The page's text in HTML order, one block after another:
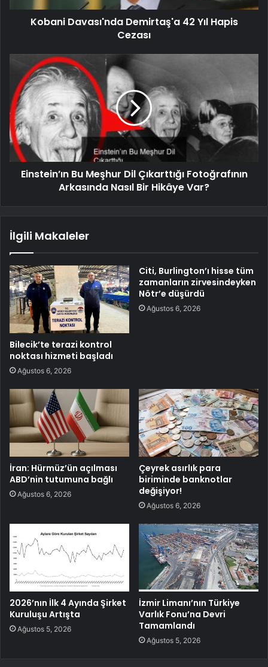
Kobani Davası'nda Demirtaş'a 42 Yıl Hapis
Cezası
Einstein’ın Bu Meşhur Dil Çıkarttığı Fotoğrafının
Arkasında Nasıl Bir Hikâye Var?
İlgili Makaleler
Bilecik’te terazi kontrol
noktası hizmeti başladı
Ağustos 6, 2026
Citi, Burlington’ı hisse tüm
zamanların zirvesindeyken
Nötr’e düşürdü
Ağustos 6, 2026
İran: Hürmüz’ün açılması
ABD’nin tutumuna bağlı
Ağustos 6, 2026
Çeyrek asırlık para
biriminde banknotlar
değişiyor!
Ağustos 6, 2026
2026’nın İlk 4 Ayında Şirket
Kuruluşu Artışta
Ağustos 5, 2026
İzmir Limanı’nın Türkiye
Varlık Fonu’na Devri
Tamamlandı
Ağustos 5, 2026